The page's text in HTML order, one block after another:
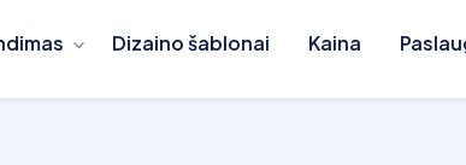
Dizaino šablonai Kaina